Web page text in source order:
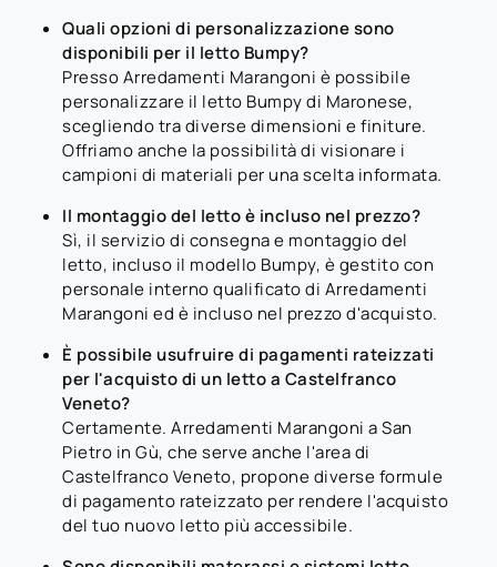
Quali opzioni di personalizzazione sono
disponibili per il letto Bumpy?
Presso Arredamenti Marangoni è possibile
personalizzare il letto Bumpy di Maronese,
scegliendo tra diverse dimensioni e finiture.
Offriamo anche la possibilità di visionare i
campioni di materiali per una scelta informata.
Il montaggio del letto è incluso nel prezzo?
Sì, il servizio di consegna e montaggio del
letto, incluso il modello Bumpy, è gestito con
personale interno qualificato di Arredamenti
Marangoni ed è incluso nel prezzo d'acquisto.
È possibile usufruire di pagamenti rateizzati
per l'acquisto di un letto a Castelfranco
Veneto?
Certamente. Arredamenti Marangoni a San
Pietro in Gù, che serve anche l'area di
Castelfranco Veneto, propone diverse formule
di pagamento rateizzato per rendere l'acquisto
del tuo nuovo letto più accessibile.